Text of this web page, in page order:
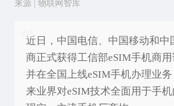
来源 | 物联网智库
近日，中国电信、中国移动和中
商正式获得工信部eSIM手机商用
并在全国上线eSIM手机办理业
来业界对eSIM技术全面用于手